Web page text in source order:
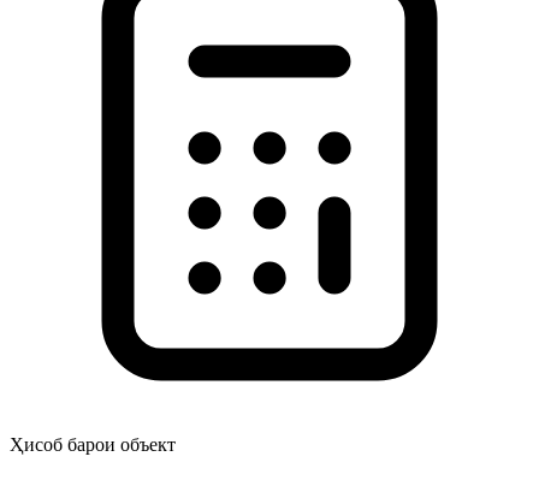
Ҳисоб барои объект